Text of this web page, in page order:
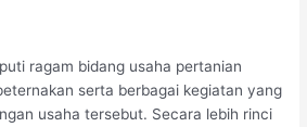
ragam bidang usaha pertanian
serta berbagai kegiatan yang
usaha tersebut. Secara lebih rinci